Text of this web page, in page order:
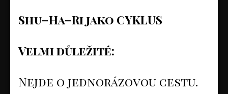
Shu–Ha–Ri jako CYKLUS
Velmi důležité:
Nejde o jednorázovou cestu.